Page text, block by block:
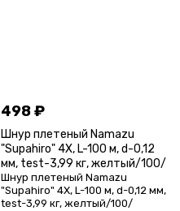
498₽
Шнур плетеный Namazu
"Supahiro" 4Х, L-100 м, d-0,12
мм, test-3,99 кг, желтый/100/
Шнур плетеный Namazu
"Supahiro" 4Х, L-100 м, d-0,12 мм,
test-3,99 кг, желтый/100/